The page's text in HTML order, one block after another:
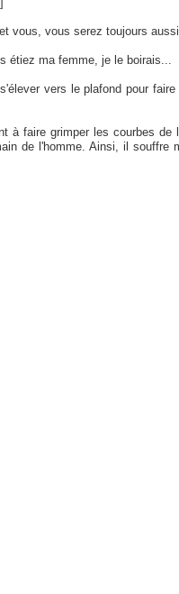
vous, vous serez toujours
étiez ma femme, je le boirais...
vers le plafond pour faire
à faire grimper les courbes de
de l'homme. Ainsi, il souffre